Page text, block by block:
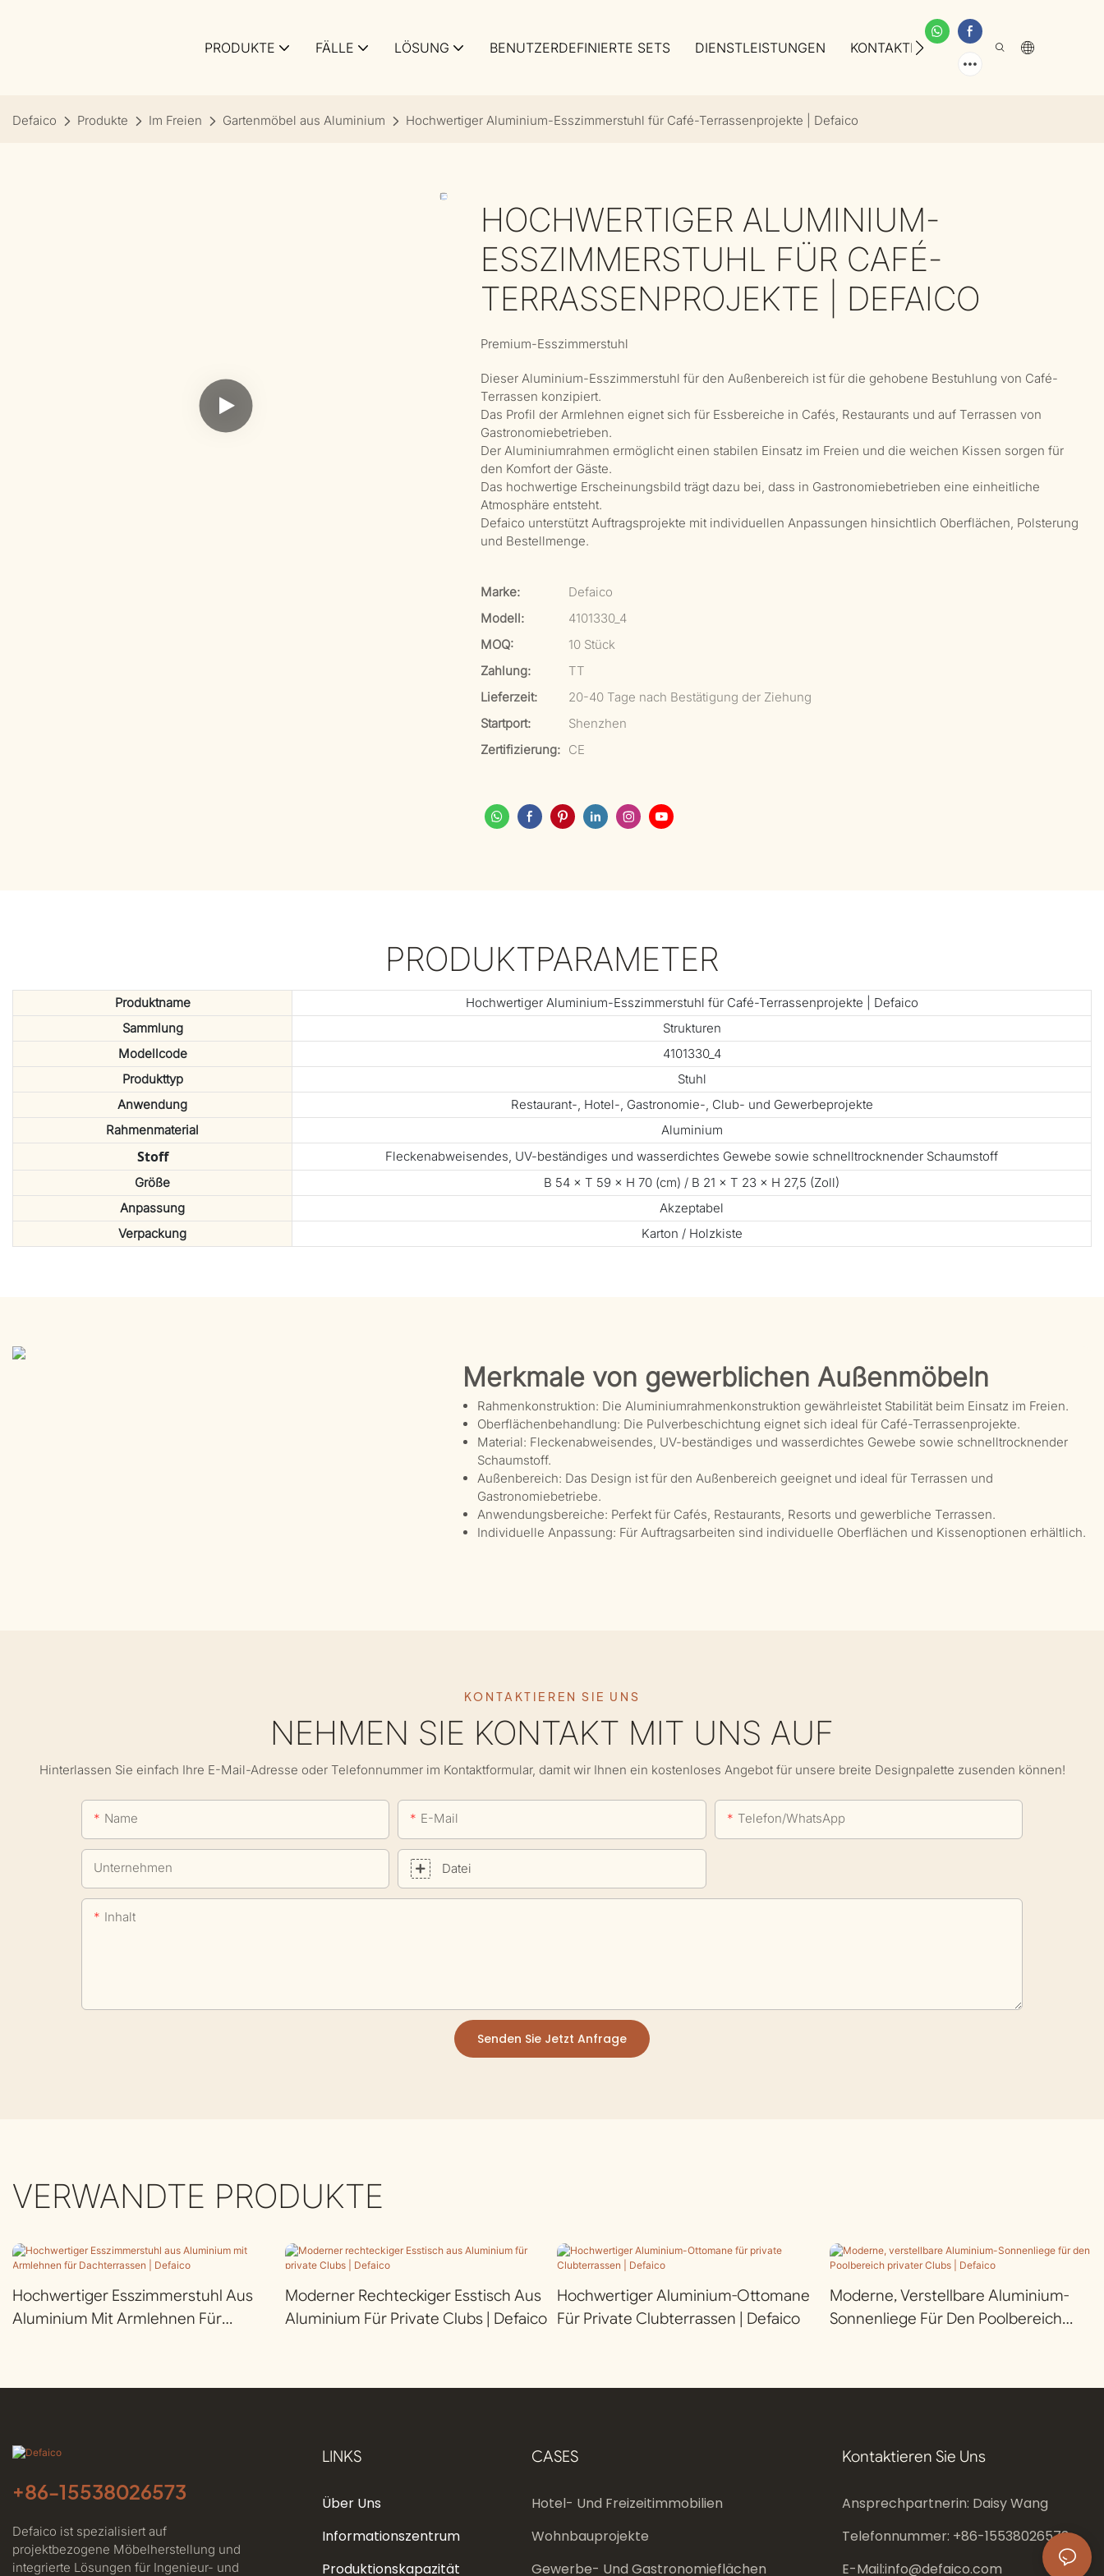
PRODUKTE FÄLLE LÖSUNG BENUTZERDEFINIERTE SETS DIENSTLEISTUNGEN KONTAKTIEREN SIE UNS ÜBER UNS
Defaico Produkte Im Freien Gartenmöbel aus Aluminium Hochwertiger Aluminium-Esszimmerstuhl für Café-Terrassenprojekte | Defaico
HOCHWERTIGER ALUMINIUM-
ESSZIMMERSTUHL FÜR CAFÉ-
TERRASSENPROJEKTE | DEFAICO
Premium-Esszimmerstuhl
Dieser Aluminium-Esszimmerstuhl für den Außenbereich ist für die gehobene Bestuhlung von Café-
Terrassen konzipiert.
Das Profil der Armlehnen eignet sich für Essbereiche in Cafés, Restaurants und auf Terrassen von
Gastronomiebetrieben.
Der Aluminiumrahmen ermöglicht einen stabilen Einsatz im Freien und die weichen Kissen sorgen für
den Komfort der Gäste.
Das hochwertige Erscheinungsbild trägt dazu bei, dass in Gastronomiebetrieben eine einheitliche
Atmosphäre entsteht.
Defaico unterstützt Auftragsprojekte mit individuellen Anpassungen hinsichtlich Oberflächen, Polsterung
und Bestellmenge.
Marke:
Defaico
Modell:
4101330_4
MOQ:
10 Stück
Zahlung:
TT
Lieferzeit:
20-40 Tage nach Bestätigung der Ziehung
Startport:
Shenzhen
Zertifizierung: CE
PRODUKTPARAMETER
Produktname
Hochwertiger Aluminium-Esszimmerstuhl für Café-Terrassenprojekte | Defaico
Sammlung
Strukturen
Modellcode
4101330_4
Produkttyp
Stuhl
Anwendung
Restaurant-, Hotel-, Gastronomie-, Club- und Gewerbeprojekte
Rahmenmaterial
Aluminium
Stoff
Fleckenabweisendes, UV-beständiges und wasserdichtes Gewebe sowie schnelltrocknender Schaumstoff
Größe
B 54 × T 59 × H 70 (cm) / B 21 × T 23 × H 27,5 (Zoll)
Anpassung
Akzeptabel
Verpackung
Karton / Holzkiste
Merkmale von gewerblichen Außenmöbeln
Rahmenkonstruktion: Die Aluminiumrahmenkonstruktion gewährleistet Stabilität beim Einsatz im Freien.
Oberflächenbehandlung: Die Pulverbeschichtung eignet sich ideal für Café-Terrassenprojekte.
Material: Fleckenabweisendes, UV-beständiges und wasserdichtes Gewebe sowie schnelltrocknender
Schaumstoff.
Außenbereich: Das Design ist für den Außenbereich geeignet und ideal für Terrassen und
Gastronomiebetriebe.
Anwendungsbereiche: Perfekt für Cafés, Restaurants, Resorts und gewerbliche Terrassen.
Individuelle Anpassung: Für Auftragsarbeiten sind individuelle Oberflächen und Kissenoptionen erhältlich.
KONTAKTIEREN SIE UNS
NEHMEN SIE KONTAKT MIT UNS AUF
Hinterlassen Sie einfach Ihre E-Mail-Adresse oder Telefonnummer im Kontaktformular, damit wir Ihnen ein kostenloses Angebot für unsere breite Designpalette zusenden können!
Name E-Mail Telefon/WhatsApp
Unternehmen Datei
Inhalt
Senden Sie Jetzt Anfrage
VERWANDTE PRODUKTE
Hochwertiger Esszimmerstuhl Aus
Aluminium Mit Armlehnen Für
Moderner Rechteckiger Esstisch Aus
Aluminium Für Private Clubs | Defaico
Hochwertiger Aluminium-Ottomane
Für Private Clubterrassen | Defaico
Moderne, Verstellbare Aluminium-
Sonnenliege Für Den Poolbereich
+86-15538026573
Defaico ist spezialisiert auf
projektbezogene Möbelherstellung und
integrierte Lösungen für Ingenieur- und
LINKS
Über Uns
Informationszentrum
Produktionskapazität
CASES
Hotel- Und Freizeitimmobilien
Wohnbauprojekte
Gewerbe- Und Gastronomieflächen
Kontaktieren Sie Uns
Ansprechpartnerin: Daisy Wang
Telefonnummer: +86-15538026573
E-Mail:info@defaico.com